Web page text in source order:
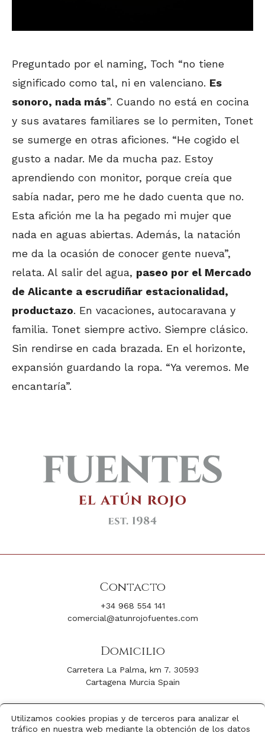
Preguntado por el naming, Toch “no tiene
significado como tal, ni en valenciano. Es
sonoro, nada más”. Cuando no está en cocina
y sus avatares familiares se lo permiten, Tonet
se sumerge en otras aficiones. “He cogido el
gusto a nadar. Me da mucha paz. Estoy
aprendiendo con monitor, porque creía que
sabía nadar, pero me he dado cuenta que no.
Esta afición me la ha pegado mi mujer que
nada en aguas abiertas. Además, la natación
me da la ocasión de conocer gente nueva”,
relata. Al salir del agua, paseo por el Mercado
de Alicante a escrudiñar estacionalidad,
productazo. En vacaciones, autocaravana y
familia. Tonet siempre activo. Siempre clásico.
Sin rendirse en cada brazada. En el horizonte,
expansión guardando la ropa. “Ya veremos. Me
encantaría”.
Contacto
+34 968 554 141
comercial@atunrojofuentes.com
Domicilio
Carretera La Palma, km 7. 30593
Cartagena Murcia Spain
Síguenos
Utilizamos cookies propias y de terceros para analizar el
tráfico en nuestra web mediante la obtención de los datos